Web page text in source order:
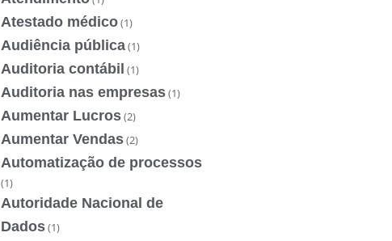
Atestado médico(1)
Audiência pública(1)
Auditoria contábil (1)
Auditoria nas empresas(1)
Aumentar Lucros(2)
Aumentar Vendas(2)
Automatização de processos
(1)
Autoridade Nacional de
Dados(1)